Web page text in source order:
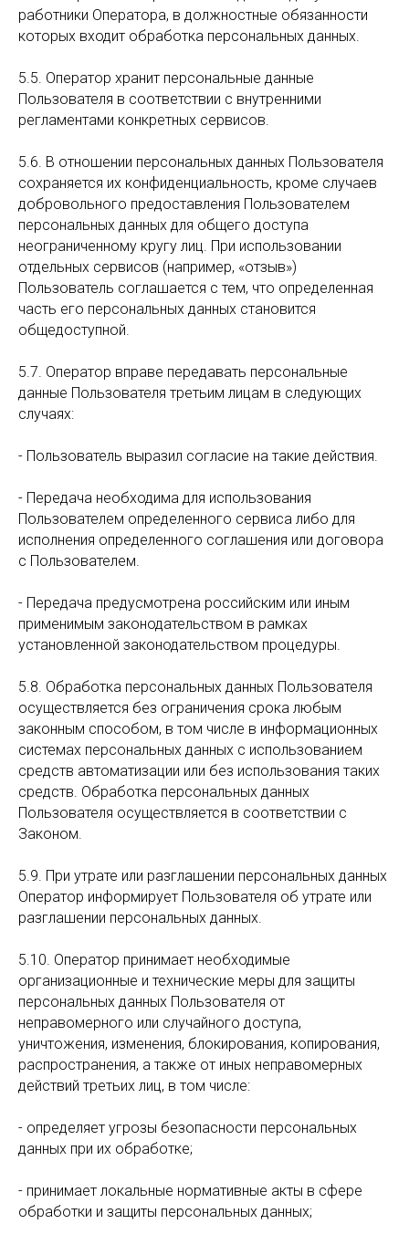
работники Оператора, в должностные обязанности
которых входит обработка персональных данных.
5.5. Оператор хранит персональные данные
Пользователя в соответствии с внутренними
регламентами конкретных сервисов.
5.6. В отношении персональных данных Пользователя
сохраняется их конфиденциальность, кроме случаев
добровольного предоставления Пользователем
персональных данных для общего доступа
неограниченному кругу лиц. При использовании
отдельных сервисов (например, «отзыв»)
Пользователь соглашается с тем, что определенная
часть его персональных данных становится
общедоступной.
5.7. Оператор вправе передавать персональные
данные Пользователя третьим лицам в следующих
случаях:
- Пользователь выразил согласие на такие действия.
- Передача необходима для использования
Пользователем определенного сервиса либо для
исполнения определенного соглашения или договора
с Пользователем.
- Передача предусмотрена российским или иным
применимым законодательством в рамках
установленной законодательством процедуры.
5.8. Обработка персональных данных Пользователя
осуществляется без ограничения срока любым
законным способом, в том числе в информационных
системах персональных данных с использованием
средств автоматизации или без использования таких
средств. Обработка персональных данных
Пользователя осуществляется в соответствии с
Законом.
5.9. При утрате или разглашении персональных данных
Оператор информирует Пользователя об утрате или
разглашении персональных данных.
5.10. Оператор принимает необходимые
организационные и технические меры для защиты
персональных данных Пользователя от
неправомерного или случайного доступа,
уничтожения, изменения, блокирования, копирования,
распространения, а также от иных неправомерных
действий третьих лиц, в том числе:
- определяет угрозы безопасности персональных
данных при их обработке;
- принимает локальные нормативные акты в сфере
обработки и защиты персональных данных;